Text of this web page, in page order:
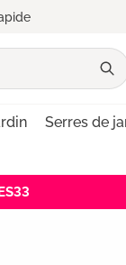
Serres de